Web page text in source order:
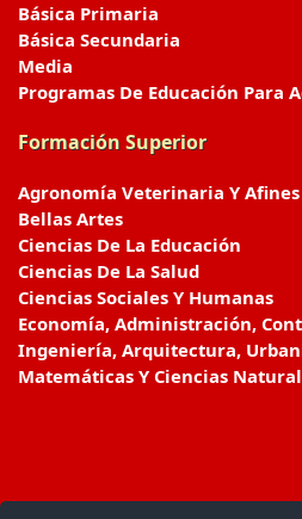
Básica Primaria
Básica Secundaria
Media
Programas De Educación Para
Formación Superior
Agronomía Veterinaria Y Afines
Bellas Artes
Ciencias De La Educación
Ciencias De La Salud
Ciencias Sociales Y Humanas
Economía, Administración,
Ingeniería, Arquitectura,
Matemáticas Y Ciencias